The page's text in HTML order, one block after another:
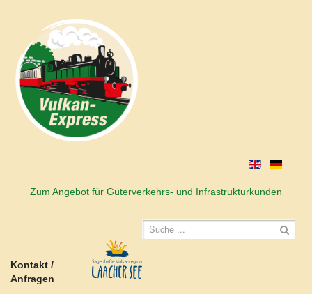
Zum Angebot für Güterverkehrs- und Infrastrukturkunden
Kontakt /
Anfragen